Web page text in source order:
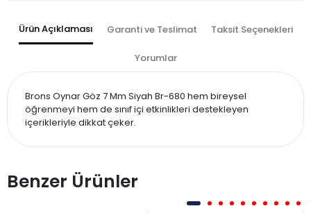
Ürün Açıklaması Garanti ve Teslimat Taksit Seçenekleri
Yorumlar
Brons Oynar Göz 7 Mm Siyah Br-680 hem bireysel
öğrenmeyi hem de sınıf içi etkinlikleri destekleyen
içerikleriyle dikkat çeker.
Benzer Ürünler